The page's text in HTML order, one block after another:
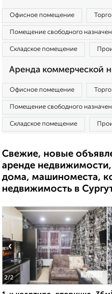
Офисное помещение
Помещение свободного
Складское помещение
Аренда коммерческой
Офисное помещение
Помещение свободного
Складское помещение
Свежие, новые
аренде
дома, машиноместа,
недвижимость в
2/2
‹